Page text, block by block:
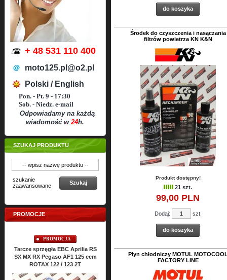
+ 48 531 110 400
moto125.pl@o2.pl
Polski / English
Pon. - Pt. 9 - 17:30
Sob. - Niedz. e-mail
Odpowiadamy na każdą
wiadomość w24h.
SZUKAJ PRODUKTU
szukanie
zaawansowane
Szukaj
PROMOCJE
RS
125 ccm
PROMOCJA
Uszczelki cylindra TOP-END
ATHENA Aprilia RS SX MX RX
Classic 125 ccm ROTAX 122 2T
Uszczelki silnika ATHENA Aprilia
RS SX MX RX Classic 125 ccm
ROTAX 122 2T
do koszyka
Środek do czyszczenia i nasączania
filtrów powietrza KN K&N
Produkt dostępny!
21 szt.
99,00 PLN
Dodaj: szt.
do koszyka
Płyn chłodniczy MOTUL
FACTORY LINE